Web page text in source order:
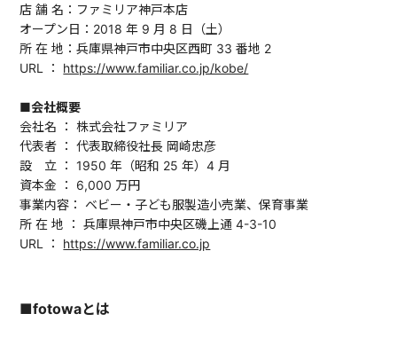
店 舗 名：ファミリア神戸本店
オープン日：2018 年 9 月 8 日（土）
所 在 地：兵庫県神戸市中央区西町 33 番地 2
URL ： https://www.familiar.co.jp/kobe/
■会社概要
会社名 ： 株式会社ファミリア
代表者 ： 代表取締役社長 岡崎忠彦
設 立 ： 1950 年（昭和 25 年）4 月
資本金 ： 6,000 万円
事業内容： ベビー・子ども服製造小売業、保育事業
所 在 地 ： 兵庫県神戸市中央区磯上通 4-3-10
URL ： https://www.familiar.co.jp
■fotowaとは